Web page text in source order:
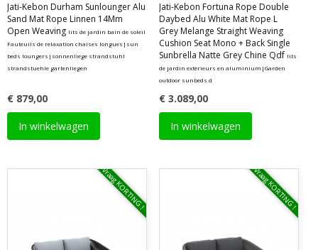
Jati-Kebon Durham Sunlounger Alu
Sand Mat Rope Linnen 14Mm
Open Weaving lits de jardin bain de soleil
Fauteuils de relaxation chaises longues|sun
beds loungers|sonnenliege strandstuhl
strandstuehle gartenliegen
€ 879,00
In winkelwagen
Jati-Kebon Fortuna Rope Double
Daybed Alu White Mat Rope L
Grey Melange Straight Weaving
Cushion Seat Mono + Back Single
Sunbrella Natte Grey Chine Qdf lits
de jardin extérieurs en aluminium|Garden
outdoor sunbeds d
€ 3.089,00
In winkelwagen
Vraag KORTING ! Vraag KORTING !